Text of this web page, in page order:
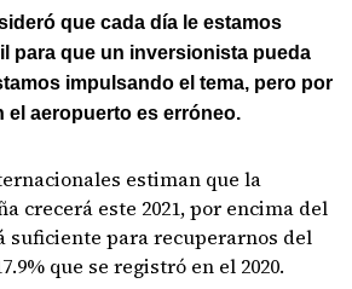
que cada día le estamos
para que un inversionista pueda
impulsando el tema, pero por
el aeropuerto es erróneo.
estiman que la
crecerá este 2021, por encima del
suficiente para recuperarnos del
que se registró en el 2020.